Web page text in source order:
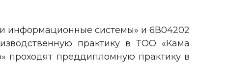
информационные системы» и 6В04202
практику в ТОО «Кама
проходят преддипломную практику в